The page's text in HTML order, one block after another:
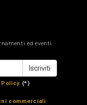
ed eventi
(*)
commerciali